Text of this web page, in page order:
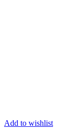
Add to wishlist